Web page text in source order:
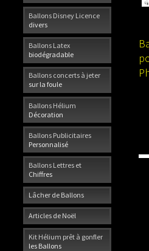
Ballons Disney Licence
divers
Ballons Latex
biodégradable
Ballons concerts à jeter
sur la foule
Ballons Hélium
Décoration
Ballons Publicitaires
Personnalisé
Ballons Lettres et
Chiffres
Lâcher de Ballons
Articles de Noël
Kit Hélium prêt à gonfler
les Ballons